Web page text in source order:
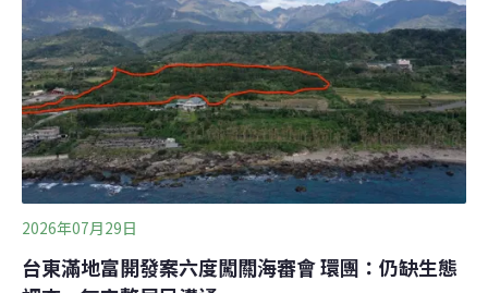
2026年07月29日
台東滿地富開發案六度闖關海審會 環團：仍缺生態